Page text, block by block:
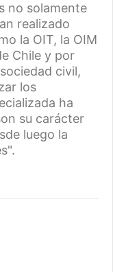
no solamente
realizado
la OIT, la OIM
Chile y por
civil,
los
ha
su carácter
luego la